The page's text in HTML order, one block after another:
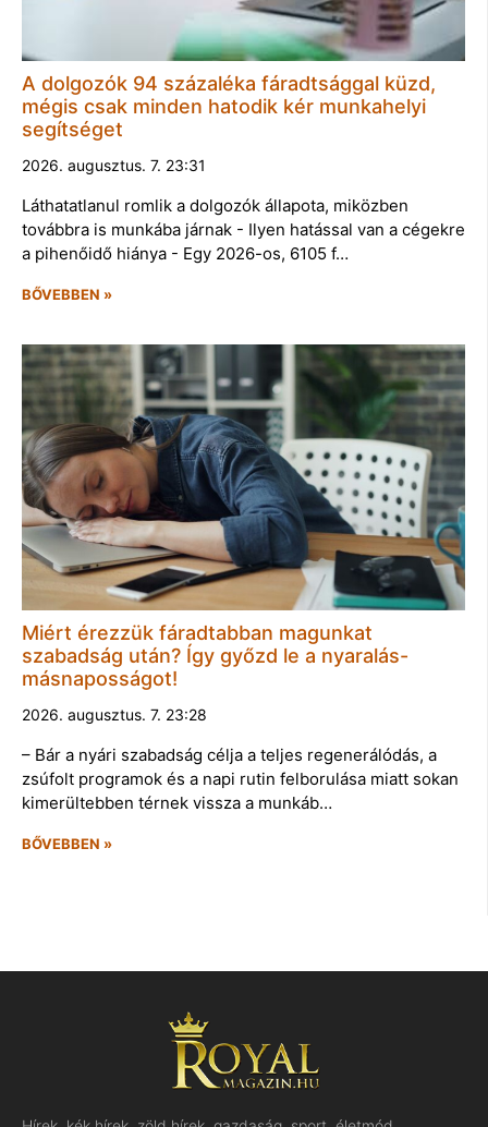
A dolgozók 94 százaléka fáradtsággal küzd,
mégis csak minden hatodik kér munkahelyi
segítséget
2026. augusztus. 7. 23:31
Láthatatlanul romlik a dolgozók állapota, miközben
továbbra is munkába járnak - Ilyen hatással van a cégekre
a pihenőidő hiánya - Egy 2026-os, 6105 f…
BŐVEBBEN »
Miért érezzük fáradtabban magunkat
szabadság után? Így győzd le a nyaralás-
másnaposságot!
2026. augusztus. 7. 23:28
– Bár a nyári szabadság célja a teljes regenerálódás, a
zsúfolt programok és a napi rutin felborulása miatt sokan
kimerültebben térnek vissza a munkáb…
BŐVEBBEN »